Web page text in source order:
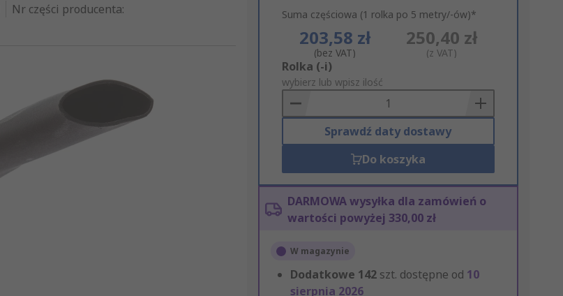
Nr części producenta:
Suma częściowa (1 rolka po 5 metry/-ów)*
203,58 zł
(bez VAT)
250,40 zł
(z VAT)
Add
to
Basket
Rolka (-i)
wybierz lub wpisz ilość
Sprawdź daty dostawy
Do koszyka
DARMOWA wysyłka dla zamówień o
wartości powyżej 330,00 zł
W magazynie
Dodatkowe 142 szt. dostępne od 10
sierpnia 2026